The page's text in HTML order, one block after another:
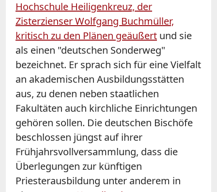
Hochschule Heiligenkreuz, der
Zisterzienser Wolfgang Buchmüller,
kritisch zu den Plänen geäußert und sie
als einen "deutschen Sonderweg"
bezeichnet. Er sprach sich für eine Vielfalt
an akademischen Ausbildungsstätten
aus, zu denen neben staatlichen
Fakultäten auch kirchliche Einrichtungen
gehören sollen. Die deutschen Bischöfe
beschlossen jüngst auf ihrer
Frühjahrsvollversammlung, dass die
Überlegungen zur künftigen
Priesterausbildung unter anderem in